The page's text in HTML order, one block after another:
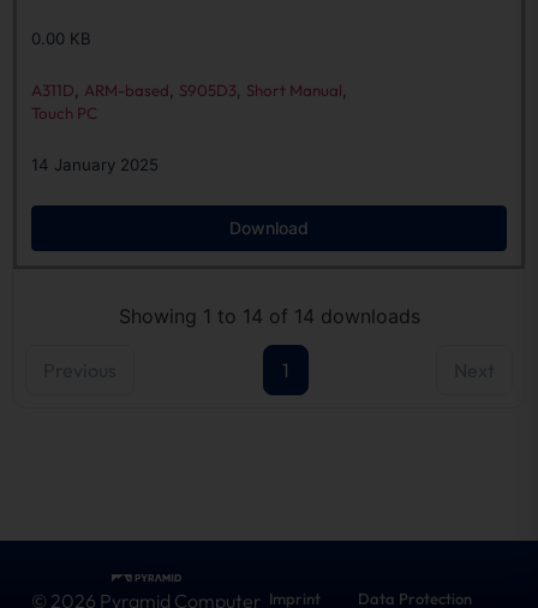
0.00 KB
A311D ARM-based S905D3 Short Manual
Touch PC
14 January 2025
Download
Showing 1 to 14 of 14 downloads
1
© 2026 Pyramid Computer Imprint Data Protection